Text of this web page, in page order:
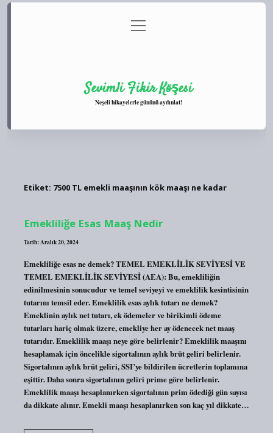
Gizlilik Politikası
menüyü
aç
Sevimli Fikir Köşesi
Neşeli hikayelerle gününü aydınlat!
Etiket: 7500 TL emekli maaşının kök maaşı ne kadar
Emekliliğe Esas Maaş Nedir
Tarih: Aralık 20, 2024
Emekliliğe esas ne demek? TEMEL EMEKLİLİK SEVİYESİ VE
TEMEL EMEKLİLİK SEVİYESİ (AEA): Bu, emekliliğin
edinilmesinin sonucudur ve temel seviyeyi ve emeklilik kesintisinin
tutarını temsil eder. Emeklilik esas aylık tutarı ne demek?
Emeklinin aylık net tutarı, ek ödemeler ve birikimli ödeme
tutarları hariç olmak üzere, emekliye her ay ödenecek net maaş
tutarıdır. Emeklilik maaşı neye göre belirlenir? Emeklilik maaşını
hesaplamak için öncelikle sigortalının aylık brüt geliri belirlenir.
Sigortalının aylık brüt geliri, SSI’ye bildirilen ücretlerin toplamına
eşittir. Daha sonra sigortalının geliri prime göre belirlenir.
Emeklilik maaşı hesaplanırken sigortalının prim ödediği gün sayısı
da dikkate alınır. Emekli maaşı hesaplanırken son kaç yıl dikkate…